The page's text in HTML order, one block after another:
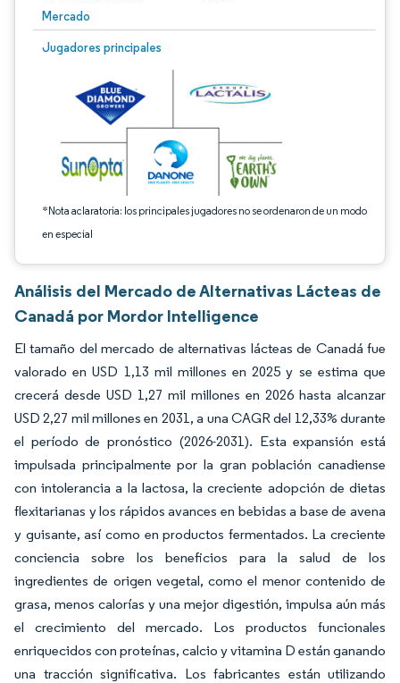
Mercado
Jugadores principales
*Nota aclaratoria: los principales jugadores no se ordenaron de un modo
en especial
Imagen © Mordor Intelligence. El uso requiere atribución según CC BY 4.0.
Análisis del Mercado de Alternativas Lácteas de
Canadá por Mordor Intelligence
El tamaño del mercado de alternativas lácteas de Canadá fue
valorado en USD 1,13 mil millones en 2025 y se estima que
crecerá desde USD 1,27 mil millones en 2026 hasta alcanzar
USD 2,27 mil millones en 2031, a una CAGR del 12,33% durante
el período de pronóstico (2026-2031). Esta expansión está
impulsada principalmente por la gran población canadiense
con intolerancia a la lactosa, la creciente adopción de dietas
flexitarianas y los rápidos avances en bebidas a base de avena
y guisante, así como en productos fermentados. La creciente
conciencia sobre los beneficios para la salud de los
ingredientes de origen vegetal, como el menor contenido de
grasa, menos calorías y una mejor digestión, impulsa aún más
el crecimiento del mercado. Los productos funcionales
enriquecidos con proteínas, calcio y vitamina D están ganando
una tracción significativa. Los fabricantes están utilizando